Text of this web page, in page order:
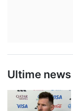
Ultime news